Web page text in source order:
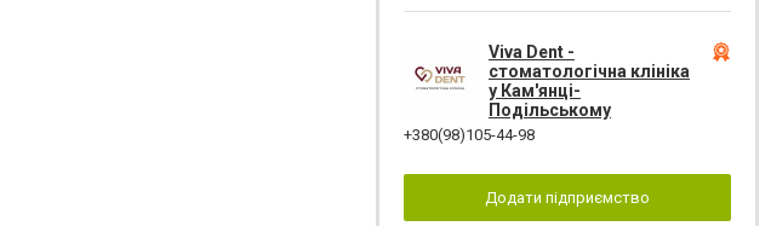
Viva Dent -
стоматологічна клініка
у Кам'янці-
Подільському
+380(98)105-44-98
Додати підприємство